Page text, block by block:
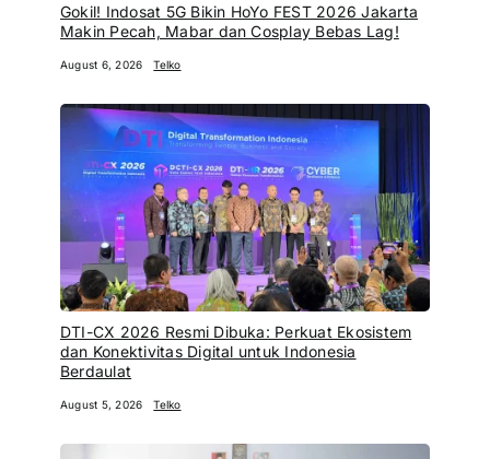
Gokil! Indosat 5G Bikin HoYo FEST 2026 Jakarta
Makin Pecah, Mabar dan Cosplay Bebas Lag!
August 6, 2026 Telko
DTI-CX 2026 Resmi Dibuka: Perkuat Ekosistem
dan Konektivitas Digital untuk Indonesia
Berdaulat
August 5, 2026 Telko